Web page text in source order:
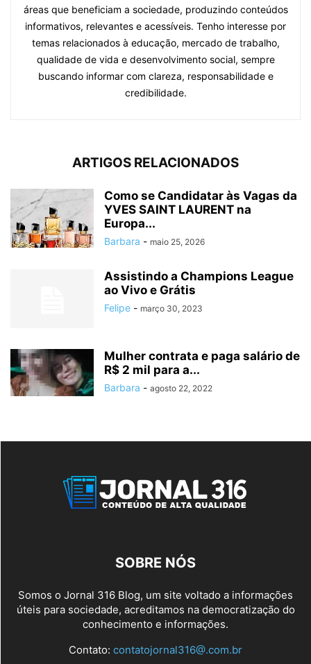
áreas que beneficiam a sociedade, produzindo conteúdos
informativos, relevantes e acessíveis. Tenho interesse por
temas relacionados à educação, mercado de trabalho,
qualidade de vida e desenvolvimento social, sempre
buscando informar com clareza, responsabilidade e
credibilidade.
ARTIGOS RELACIONADOS
Como se Candidatar às Vagas da
YVES SAINT LAURENT na
Europa...
Barbara - maio 25, 2026
Assistindo a Champions League
ao Vivo e Grátis
Felipe - março 30, 2023
Mulher contrata e paga salário de
R$ 2 mil para a...
Barbara - agosto 22, 2022
SOBRE NÓS
Somos o Jornal 316 Blog, um site voltado a informações
úteis para sociedade, acreditamos na democratização do
conhecimento e informações.
Contato: contatojornal316@.com.br